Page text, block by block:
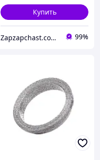
Купить
Zapzapchast.com.ua Интернет Магазин Автозапчастей 99%